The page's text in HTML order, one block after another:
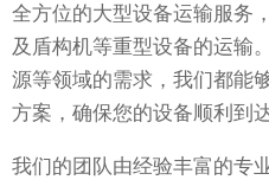
全方位的大型设备运输服务
及盾构机等重型设备的运输
源等领域的需求，我们都能
方案，确保您的设备顺利到
我们的团队由经验丰富的专